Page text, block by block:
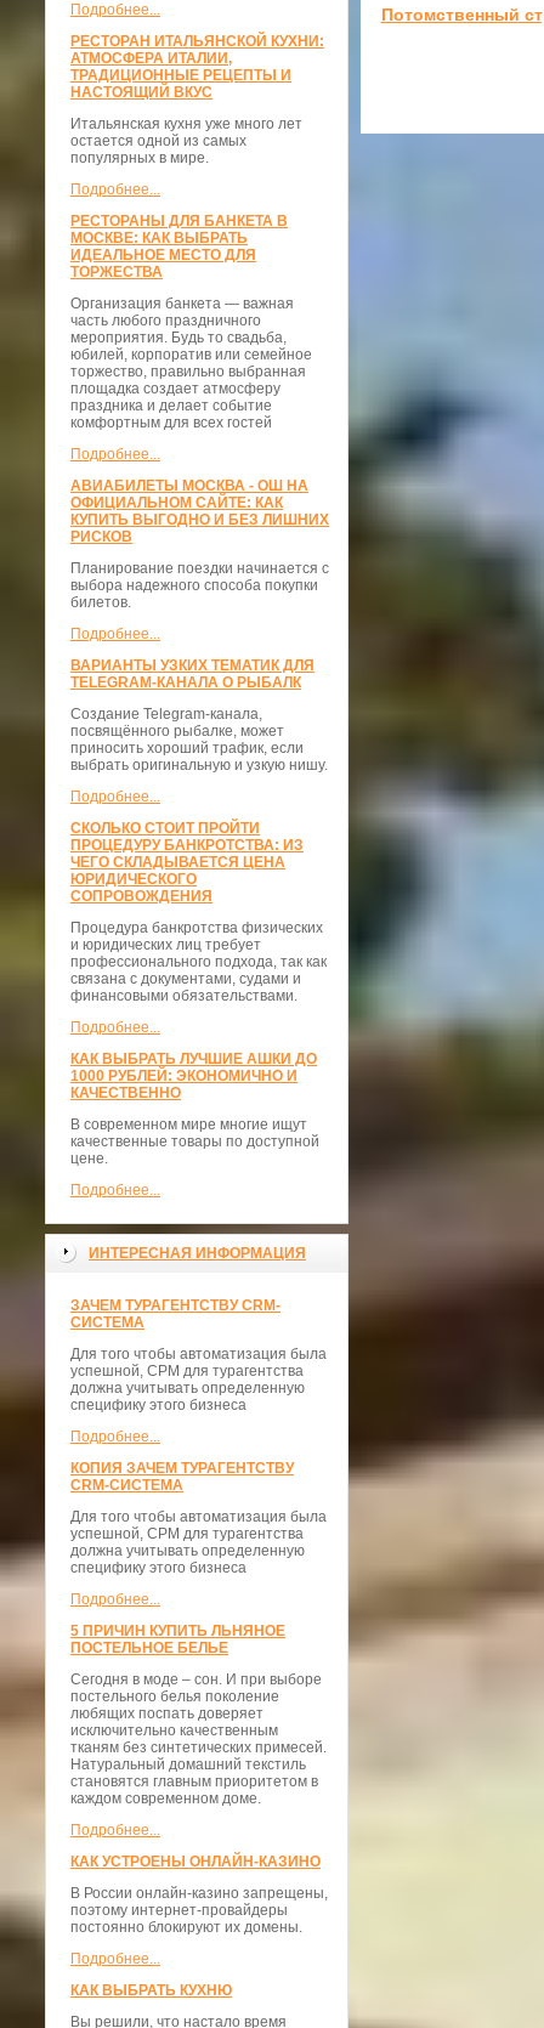
Подробнее...
РЕСТОРАН ИТАЛЬЯНСКОЙ КУХНИ:
АТМОСФЕРА ИТАЛИИ,
ТРАДИЦИОННЫЕ РЕЦЕПТЫ И
НАСТОЯЩИЙ ВКУС
Итальянская кухня уже много лет
остается одной из самых
популярных в мире.
Подробнее...
РЕСТОРАНЫ ДЛЯ БАНКЕТА В
МОСКВЕ: КАК ВЫБРАТЬ
ИДЕАЛЬНОЕ МЕСТО ДЛЯ
ТОРЖЕСТВА
Организация банкета — важная
часть любого праздничного
мероприятия. Будь то свадьба,
юбилей, корпоратив или семейное
торжество, правильно выбранная
площадка создает атмосферу
праздника и делает событие
комфортным для всех гостей
Подробнее...
АВИАБИЛЕТЫ МОСКВА - ОШ НА
ОФИЦИАЛЬНОМ САЙТЕ: КАК
КУПИТЬ ВЫГОДНО И БЕЗ ЛИШНИХ
РИСКОВ
Планирование поездки начинается с
выбора надежного способа покупки
билетов.
Подробнее...
ВАРИАНТЫ УЗКИХ ТЕМАТИК ДЛЯ
TELEGRAM-КАНАЛА О РЫБАЛК
Создание Telegram-канала,
посвящённого рыбалке, может
приносить хороший трафик, если
выбрать оригинальную и узкую нишу.
Подробнее...
СКОЛЬКО СТОИТ ПРОЙТИ
ПРОЦЕДУРУ БАНКРОТСТВА: ИЗ
ЧЕГО СКЛАДЫВАЕТСЯ ЦЕНА
ЮРИДИЧЕСКОГО
СОПРОВОЖДЕНИЯ
Процедура банкротства физических
и юридических лиц требует
профессионального подхода, так как
связана с документами, судами и
финансовыми обязательствами.
Подробнее...
КАК ВЫБРАТЬ ЛУЧШИЕ АШКИ ДО
1000 РУБЛЕЙ: ЭКОНОМИЧНО И
КАЧЕСТВЕННО
В современном мире многие ищут
качественные товары по доступной
цене.
Подробнее...
ИНТЕРЕСНАЯ ИНФОРМАЦИЯ
ЗАЧЕМ ТУРАГЕНТСТВУ CRM-
СИСТЕМА
Для того чтобы автоматизация была
успешной, СРМ для турагентства
должна учитывать определенную
специфику этого бизнеса
Подробнее...
КОПИЯ ЗАЧЕМ ТУРАГЕНТСТВУ
CRM-СИСТЕМА
Для того чтобы автоматизация была
успешной, СРМ для турагентства
должна учитывать определенную
специфику этого бизнеса
Подробнее...
5 ПРИЧИН КУПИТЬ ЛЬНЯНОЕ
ПОСТЕЛЬНОЕ БЕЛЬЕ
Сегодня в моде – сон. И при выборе
постельного белья поколение
любящих поспать доверяет
исключительно качественным
тканям без синтетических примесей.
Натуральный домашний текстиль
становятся главным приоритетом в
каждом современном доме.
Подробнее...
КАК УСТРОЕНЫ ОНЛАЙН-КАЗИНО
В России онлайн-казино запрещены,
поэтому интернет-провайдеры
постоянно блокируют их домены.
Подробнее...
КАК ВЫБРАТЬ КУХНЮ
Вы решили, что настало время
Потомственный